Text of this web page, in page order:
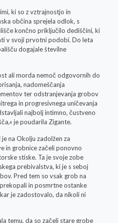
ki so z vztrajnostjo in
občina sprejela odlok, s
končno priključilo dediščini, ki
v svoji prvotni podobi. Do leta
dogajale številne
ali morda nemoč odgovornih do
nadomeščanja
ter odstranjevanja grobov
in progresivnega uničevanja
najbolj intimno, čustveno
je poudarila Zigante.
na Okolju zadolžen za
in grobnice začeli ponovno
stiske. Ta je svoje zobe
prebivalstva, ki je s seboj
Pred tem so vsak grob na
in posmrtne ostanke
je zadostovalo, da nikoli ni
temu, da so začeli stare grobe